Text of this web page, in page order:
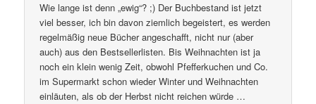
Wie lange ist denn „ewig“? ;) Der Buchbestand ist jetzt
viel besser, ich bin davon ziem­lich begeis­tert, es werden
regel­mäßig neue Bücher ange­schafft, nicht nur (aber
auch) aus den Bestsellerlisten. Bis Weihnachten ist ja
noch ein klein wenig Zeit, obwohl Pfefferkuchen und Co.
im Supermarkt schon wieder Winter und Weihnachten
einläuten, als ob der Herbst nicht reichen würde …